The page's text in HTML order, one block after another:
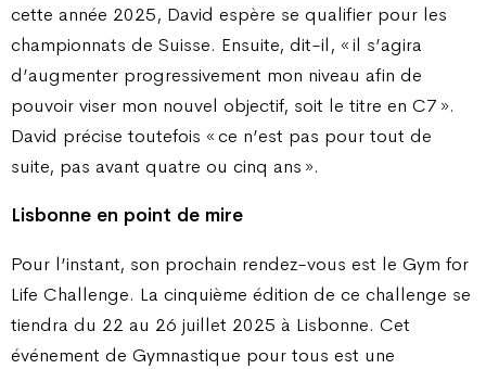
cette année 2025, David espère se qualifier pour les
championnats de Suisse. Ensuite, dit-il, « il s’agira
d’augmenter progressivement mon niveau afin de
pouvoir viser mon nouvel objectif, soit le titre en C7 ».
David précise toutefois « ce n’est pas pour tout de
suite, pas avant quatre ou cinq ans ».
Lisbonne en point de mire
Pour l’instant, son prochain rendez-vous est le Gym for
Life Challenge. La cinquième édition de ce challenge se
tiendra du 22 au 26 juillet 2025 à Lisbonne. Cet
événement de Gymnastique pour tous est une